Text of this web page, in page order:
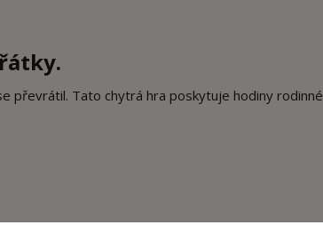
převrátil. Tato chytrá hra poskytuje hodiny rodinné